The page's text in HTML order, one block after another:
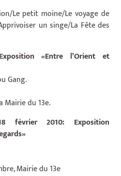
Le petit moine/Le voyage de
un singe/La Fête des
«Entre l’Orient et
Gang.
Mairie du 13e.
2010: Exposition
Mairie du 13e